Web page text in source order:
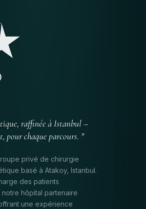
raffinée à Istanbul –
pour chaque parcours. "
privé de chirurgie
basé à Atakoy, Istanbul.
des patients
hôpital partenaire
une expérience